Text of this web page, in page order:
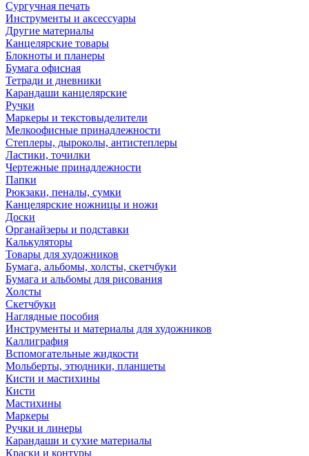
Сургучная печать
Инструменты и аксессуары
Другие материалы
Канцелярские товары
Блокноты и планеры
Бумага офисная
Тетради и дневники
Карандаши канцелярские
Ручки
Маркеры и текстовыделители
Мелкоофисные принадлежности
Степлеры, дыроколы, антистеплеры
Ластики, точилки
Чертежные принадлежности
Папки
Рюкзаки, пеналы, сумки
Канцелярские ножницы и ножи
Доски
Органайзеры и подставки
Калькуляторы
Товары для художников
Бумага, альбомы, холсты, скетчбуки
Бумага и альбомы для рисования
Холсты
Скетчбуки
Наглядные пособия
Инструменты и материалы для художников
Каллиграфия
Вспомогательные жидкости
Мольберты, этюдники, планшеты
Кисти и мастихины
Кисти
Мастихины
Маркеры
Ручки и линеры
Карандаши и сухие материалы
Краски и контуры